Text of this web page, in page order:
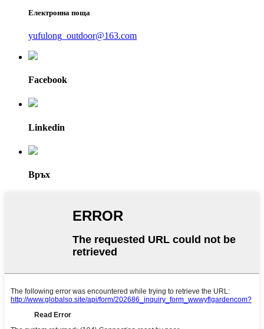
Електронна поща
yufulong_outdoor@163.com
Facebook
Linkedin
Връх